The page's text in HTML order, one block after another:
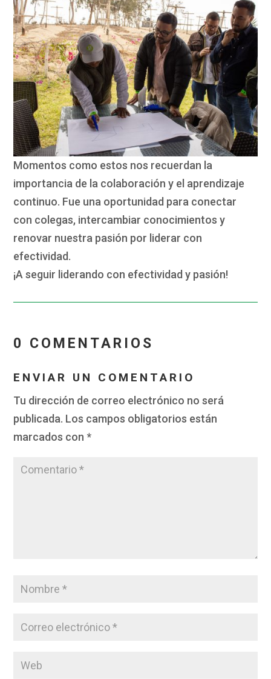
Momentos como estos nos recuerdan la
importancia de la colaboración y el aprendizaje
continuo. Fue una oportunidad para conectar
con colegas, intercambiar conocimientos y
renovar nuestra pasión por liderar con
efectividad.
¡A seguir liderando con efectividad y pasión!
0 COMENTARIOS
ENVIAR UN COMENTARIO
Tu dirección de correo electrónico no será
publicada. Los campos obligatorios están
marcados con *